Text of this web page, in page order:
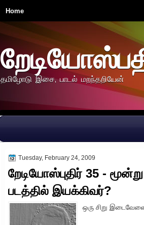
Home
தமிழோடு இசை, பாடல் மறந்தறியேன்
Tuesday, February 24, 2009
றேடியோஸ்புதிர் 35 -
படத்தில் இயக்கிவர்?
ஒரு சிறு